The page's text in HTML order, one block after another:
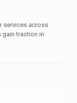
services across
gain traction in